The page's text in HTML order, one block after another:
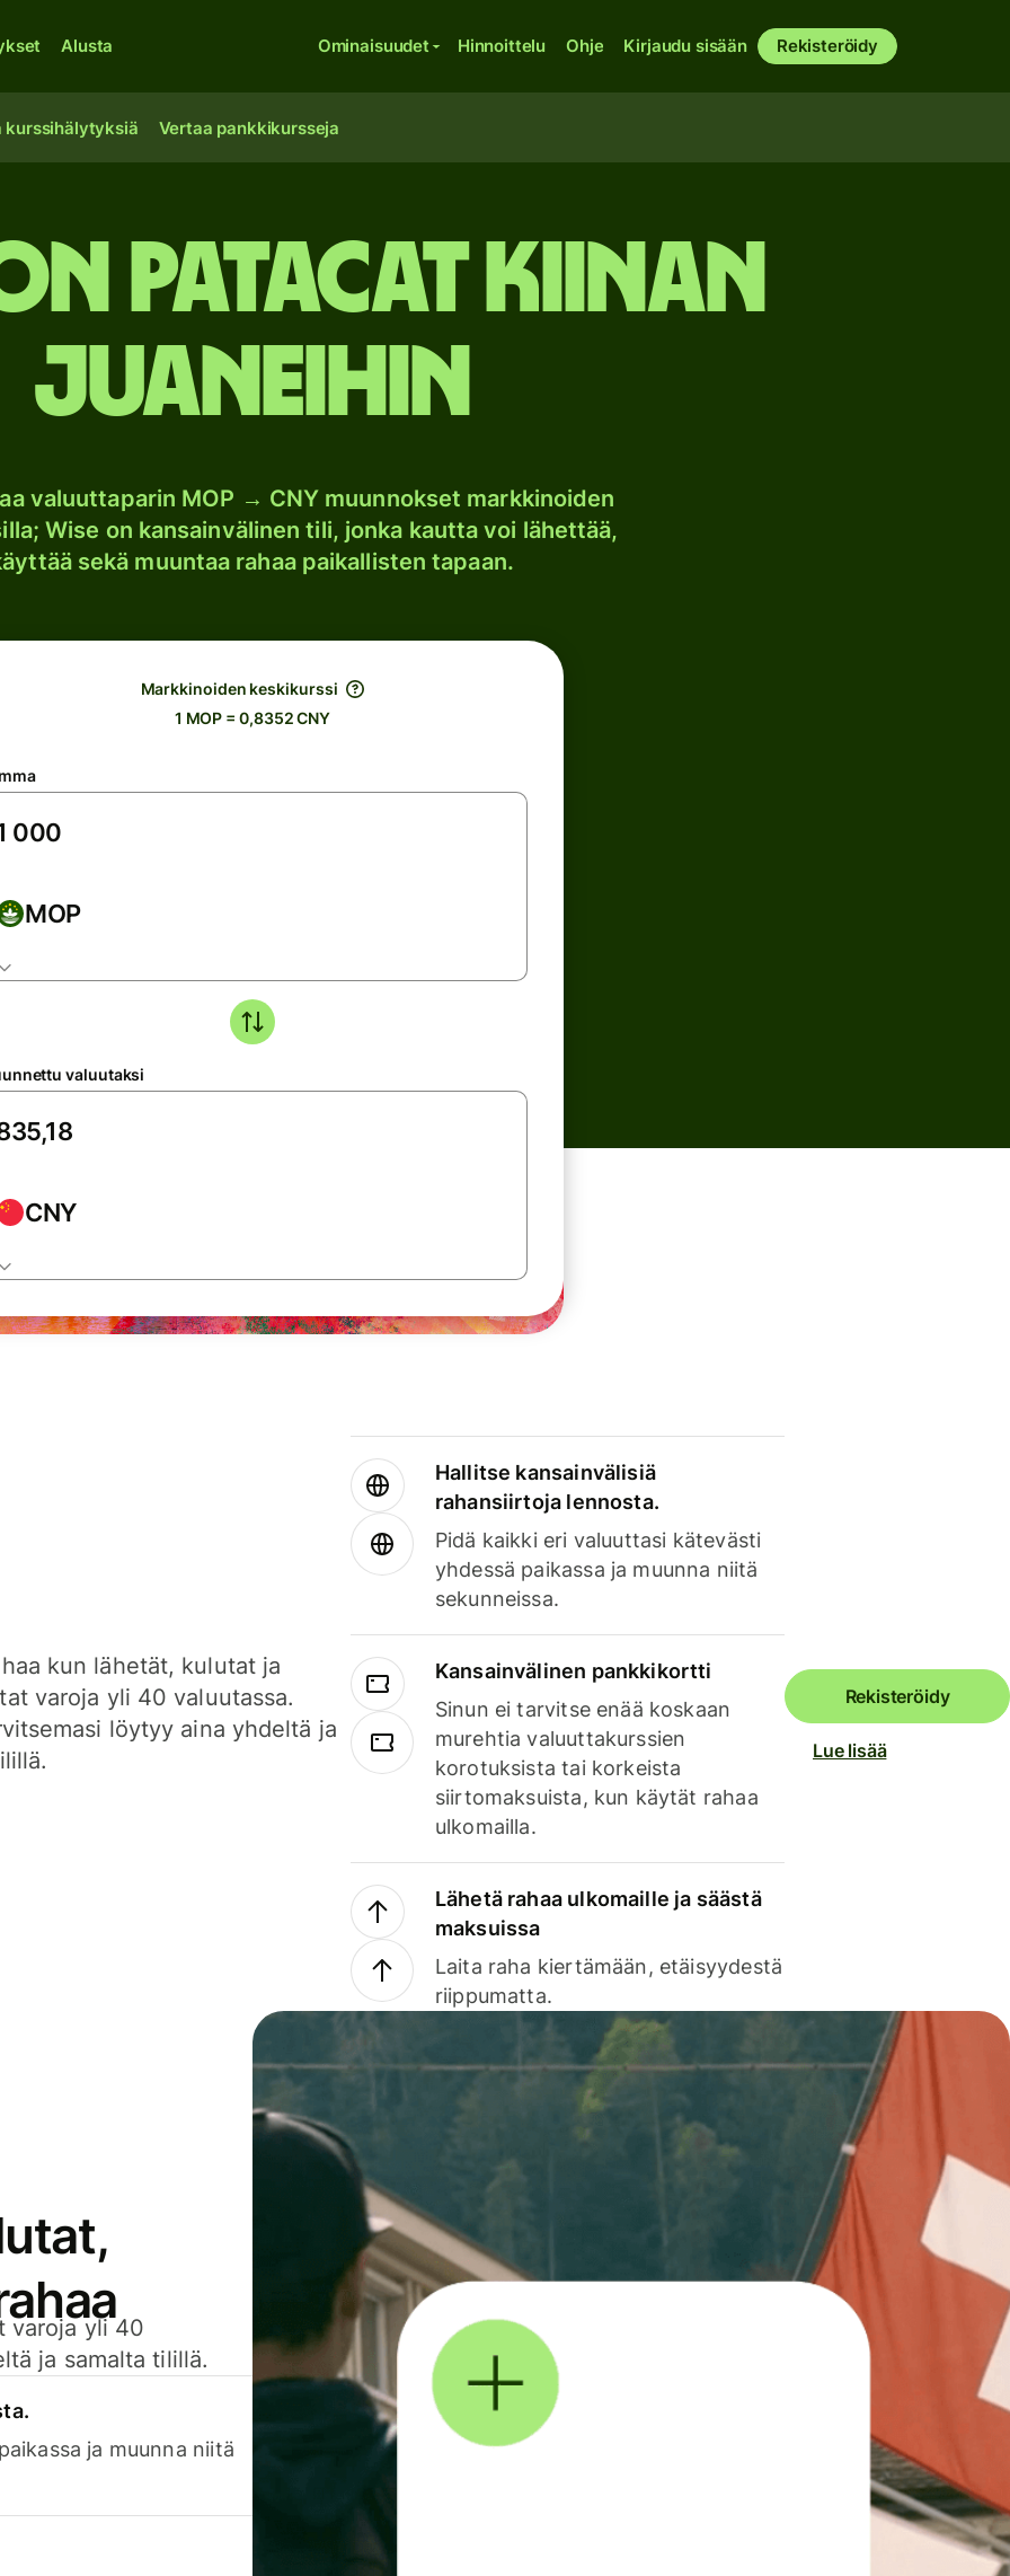
Alusta Ominaisuudet Hinnoittelu Ohje Kirjaudu sisään Rekisteröidy
kurssihälytyksiä Vertaa pankkikursseja
patacat Kiinan
juaneihin
valuuttaparin MOP → CNY muunnokset markkinoiden
Wise on kansainvälinen tili, jonka kautta voi lähettää,
sekä muuntaa rahaa paikallisten tapaan.
Markkinoiden keskikurssi
1 MOP = 0,8352 CNY
MOP
valuutaksi
CNY
kun lähetät, kulutat ja
varoja yli 40 valuutassa.
löytyy aina yhdeltä ja
Hallitse kansainvälisiä
rahansiirtoja lennosta.
Pidä kaikki eri valuuttasi kätevästi
yhdessä paikassa ja muunna niitä
sekunneissa.
Kansainvälinen pankkikortti
Sinun ei tarvitse enää koskaan
murehtia valuuttakurssien
korotuksista tai korkeista
siirtomaksuista, kun käytät rahaa
ulkomailla.
Lähetä rahaa ulkomaille ja säästä
maksuissa
Laita raha kiertämään, etäisyydestä
riippumatta.
Rekisteröidy
Lue lisää
varoja yli 40
ja samalta tilillä.
ja muunna niitä